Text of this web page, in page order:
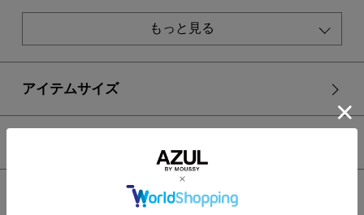
■O/WHT・BLK モデル身長：163cm、着用サイズ：FREEサ
※画像の商品はサンプルです。実際の商品と仕様、加工が若干
※画像の商品は光の照射や角度、お使いのモニター環境によ
り、実物と色味が異なる場合がございます。
※着用、お取り扱いの際は、アテンションタグをご確認くださ
もっと見る
アイテムサイズ
トップス
ニット
ドロストリングスパンコールラメニット